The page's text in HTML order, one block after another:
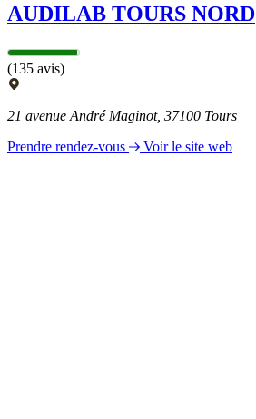
AUDILAB TOURS NORD
(135 avis)
21 avenue André Maginot, 37100 Tours
Prendre rendez-vous
Voir le site web